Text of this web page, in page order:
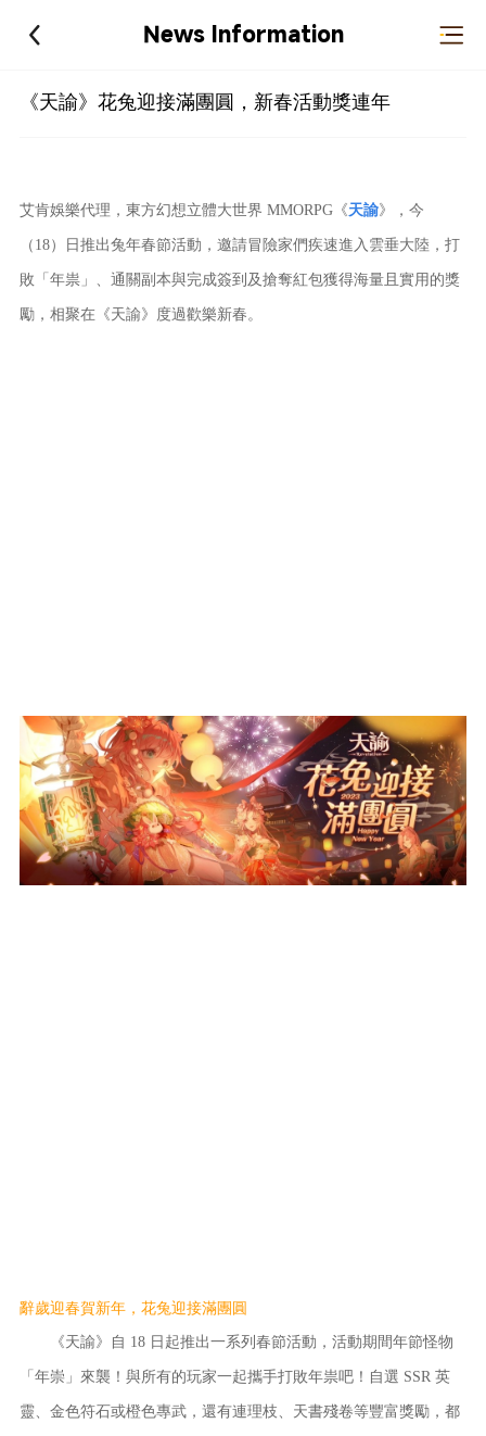
News Information
《天諭》花兔迎接滿團圓，新春活動獎連年
艾肯娛樂代理，東方幻想立體大世界 MMORPG《天諭》，今
（18）日推出兔年春節活動，邀請冒險家們疾速進入雲垂大陸，打
敗「年祟」、通關副本與完成簽到及搶奪紅包獲得海量且實用的獎
勵，相聚在《天諭》度過歡樂新春。
辭歲迎春賀新年，花兔迎接滿團圓
《天諭》自 18 日起推出一系列春節活動，活動期間年節怪物
「年崇」來襲！與所有的玩家一起攜手打敗年祟吧！自選 SSR 英
靈、金色符石或橙色專武，還有連理枝、天書殘卷等豐富獎勵，都